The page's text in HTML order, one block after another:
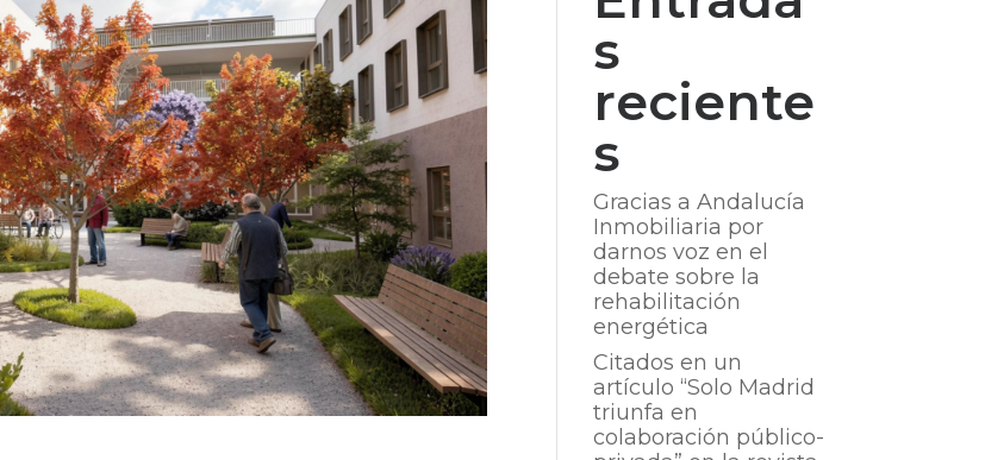
s
reciente
s
Gracias a Andalucía
Inmobiliaria por
darnos voz en el
debate sobre la
rehabilitación
energética
Citados en un
artículo “Solo Madrid
triunfa en
colaboración público-